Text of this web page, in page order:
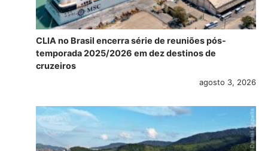
CLIA no Brasil encerra série de reuniões pós-
temporada 2025/2026 em dez destinos de
cruzeiros
agosto 3, 2026